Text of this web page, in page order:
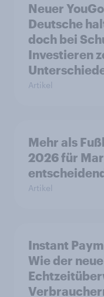
Neuer
Deutsche
doch bei
Investieren
Artikel
Mehr als
2026 für
Artikel
Instant
Wie der